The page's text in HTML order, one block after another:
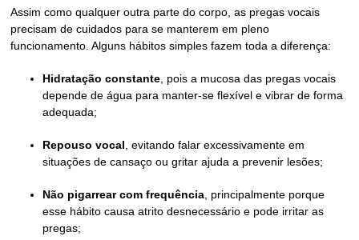
Assim como qualquer outra parte do corpo, as pregas vocais
precisam de cuidados para se manterem em pleno
funcionamento. Alguns hábitos simples fazem toda a diferença:
Hidratação constante , pois a mucosa das pregas vocais
depende de água para manter-se flexível e vibrar de forma
adequada;
Repouso vocal , evitando falar excessivamente em
situações de cansaço ou gritar ajuda a prevenir lesões;
Não pigarrear com frequência , principalmente porque
esse hábito causa atrito desnecessário e pode irritar as
pregas;